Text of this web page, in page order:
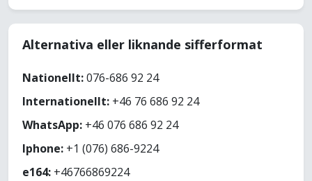
Alternativa eller liknande sifferformat
Nationellt:076-686 92 24
Internationellt: +46 76 686 92 24
WhatsApp: +46 076 686 92 24
Iphone: +1 (076) 686-9224
e164: +46766869224